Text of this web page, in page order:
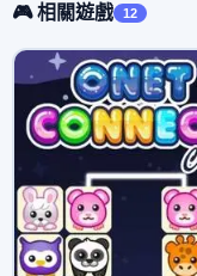
🎮 相關遊戲 12